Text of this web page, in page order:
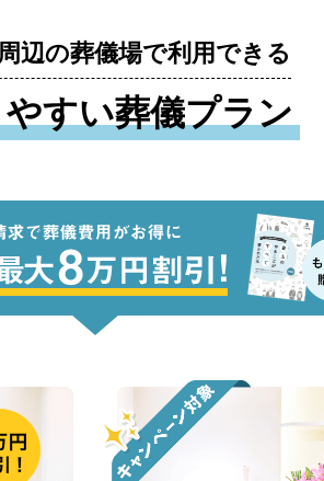
辺の葬儀場で利用できる
すい葬儀プラン